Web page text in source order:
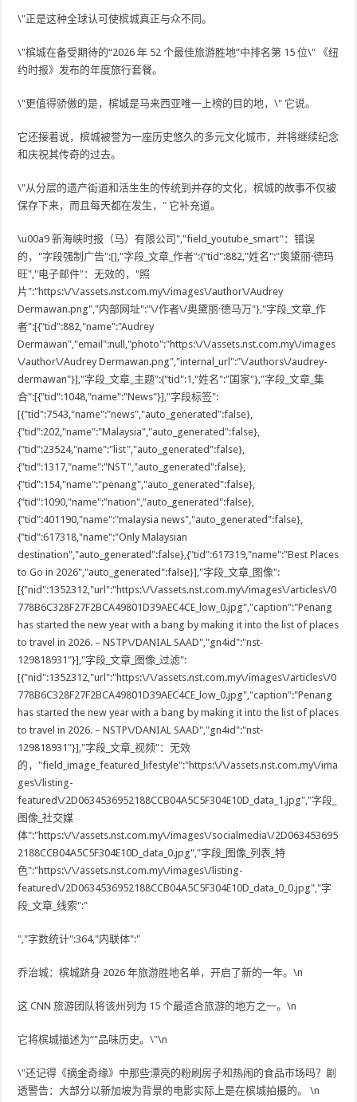
\"正是这种全球认可使槟城真正与众不同。
\"槟城在备受期待的“2026 年 52 个最佳旅游胜地”中排名第 15 位\" 《纽
约时报》发布的年度旅行套餐。
\"更值得骄傲的是，槟城是马来西亚唯一上榜的目的地，\" 它说。
它还接着说，槟城被誉为一座历史悠久的多元文化城市，并将继续纪念
和庆祝其传奇的过去。
\"从分层的遗产街道和活生生的传统到并存的文化，槟城的故事不仅被
保存下来，而且每天都在发生，" 它补充道。
\u00a9 新海峡时报（马）有限公司","field_youtube_smart"：错误
的，"字段强制广告":[],"字段_文章_作者":{"tid":882,"姓名":"奥黛丽·德玛
旺","电子邮件"：无效的，"照
片":"https:\/\/assets.nst.com.my\/images\/author\/Audrey
Dermawan.png","内部网址":"\/作者\/奥黛丽·德马万"},"字段_文章_作
者":[{"tid":882,"name":"Audrey
Dermawan","email":null,"photo":"https:\/\/assets.nst.com.my\/images
\/author\/Audrey Dermawan.png","internal_url":"\/authors\/audrey-
dermawan"}],"字段_文章_主题":{"tid":1,"姓名":"国家"},"字段_文章_集
合":[{"tid":1048,"name":"News"}],"字段标签":
[{"tid":7543,"name":"news","auto_generated":false},
{"tid":202,"name":"Malaysia","auto_generated":false},
{"tid":23524,"name":"list","auto_generated":false},
{"tid":1317,"name":"NST","auto_generated":false},
{"tid":154,"name":"penang","auto_generated":false},
{"tid":1090,"name":"nation","auto_generated":false},
{"tid":401190,"name":"malaysia news","auto_generated":false},
{"tid":617318,"name":"Only Malaysian
destination","auto_generated":false},{"tid":617319,"name":"Best Places
to Go in 2026","auto_generated":false}],"字段_文章_图像":
[{"nid":1352312,"url":"https:\/\/assets.nst.com.my\/images\/articles\/0
778B6C328F27F2BCA49801D39AEC4CE_low_0.jpg","caption":"Penang
has started the new year with a bang by making it into the list of places
to travel in 2026. – NSTP\/DANIAL SAAD","gn4id":"nst-
129818931"}],"字段_文章_图像_过滤":
[{"nid":1352312,"url":"https:\/\/assets.nst.com.my\/images\/articles\/0
778B6C328F27F2BCA49801D39AEC4CE_low_0.jpg","caption":"Penang
has started the new year with a bang by making it into the list of places
to travel in 2026. – NSTP\/DANIAL SAAD","gn4id":"nst-
129818931"}],"字段_文章_视频"：无效
的，"field_image_featured_lifestyle":"https:\/\/assets.nst.com.my\/ima
ges\/listing-
featured\/2D0634536952188CCB04A5C5F304E10D_data_1.jpg","字段_
图像_社交媒
体":"https:\/\/assets.nst.com.my\/images\/socialmedia\/2D063453695
2188CCB04A5C5F304E10D_data_0.jpg","字段_图像_列表_特
色":"https:\/\/assets.nst.com.my\/images\/listing-
featured\/2D0634536952188CCB04A5C5F304E10D_data_0_0.jpg","字
段_文章_线索":"
","字数统计":364,"内联体":"
乔治城：槟城跻身 2026 年旅游胜地名单，开启了新的一年。\n
这CNN 旅游团队将该州列为 15 个最适合旅游的地方之一。\n
它将槟城描述为“"品味历史。\"\n
\"还记得《摘金奇缘》中那些漂亮的粉刷房子和热闹的食品市场吗？剧
透警告：大部分以新加坡为背景的电影实际上是在槟城拍摄的。 \n